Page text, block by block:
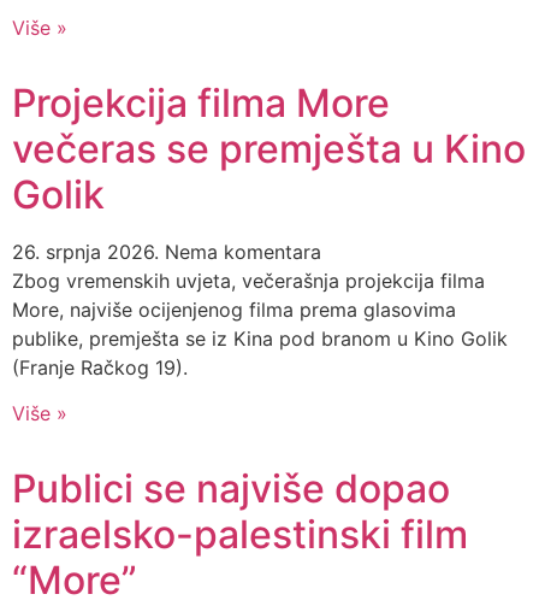
Više »
Projekcija filma More
večeras se premješta u Kino
Golik
26. srpnja 2026. Nema komentara
Zbog vremenskih uvjeta, večerašnja projekcija filma
More, najviše ocijenjenog filma prema glasovima
publike, premješta se iz Kina pod branom u Kino Golik
(Franje Račkog 19).
Više »
Publici se najviše dopao
izraelsko-palestinski film
“More”